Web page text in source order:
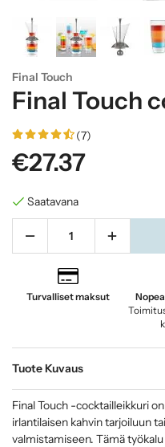
Final Touch
Final Touch
(7)
€27.37
Saatavana
Turvalliset maksut
Tuote Kuvaus
Final Touch -cocktailleikkuri
irlantilaisen kahvin tarjoiluun
valmistamiseen. Tämä